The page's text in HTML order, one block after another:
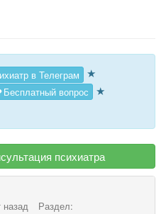
в Телеграм ★
Бесплатный вопрос ★
психиатра
назад Раздел: